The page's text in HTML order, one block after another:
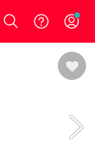
Login